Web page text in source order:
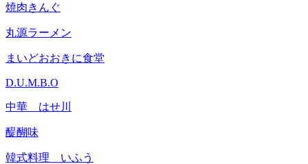
焼肉きんぐ
丸源ラーメン
まいどおおきに食堂
D.U.M.B.O
中華 はせ川
醍醐味
韓式料理 いふう